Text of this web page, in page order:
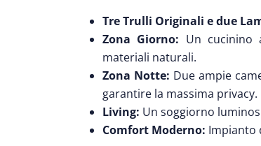
Tre Trulli Originali e due
Zona Giorno: Un cucinino
materiali naturali.
Zona Notte: Due ampie
garantire la massima privacy.
Living: Un soggiorno
Comfort Moderno: Impianto